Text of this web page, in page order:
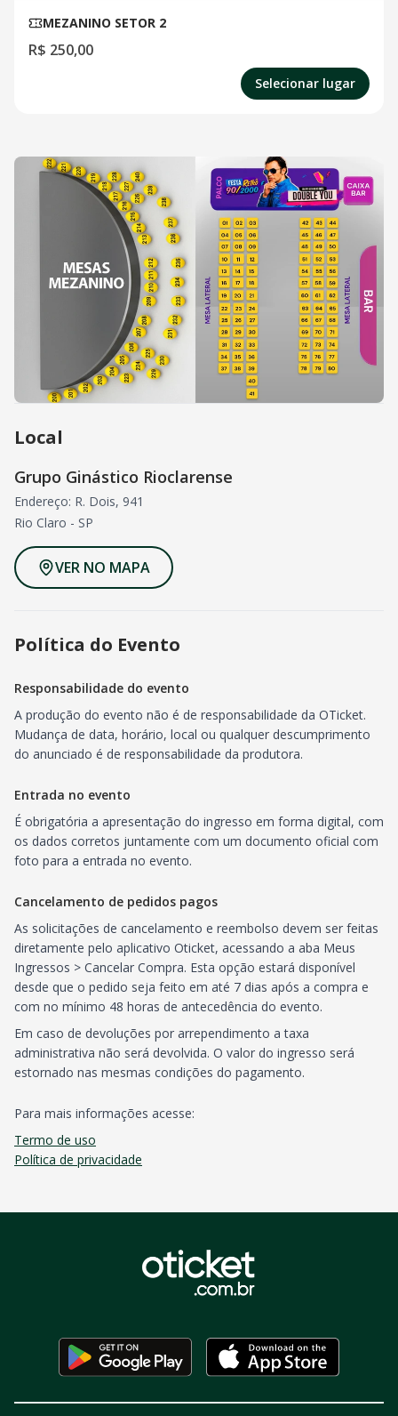
Local
Grupo Ginástico Rioclarense
Endereço: R. Dois, 941
Rio Claro - SP
VER NO MAPA
Política do Evento
Responsabilidade do evento
A produção do evento não é de responsabilidade da OTicket.
Mudança de data, horário, local ou qualquer descumprimento
do anunciado é de responsabilidade da produtora.
Entrada no evento
É obrigatória a apresentação do ingresso em forma digital, com
os dados corretos juntamente com um documento oficial com
foto para a entrada no evento.
Cancelamento de pedidos pagos
As solicitações de cancelamento e reembolso devem ser feitas
diretamente pelo aplicativo Oticket, acessando a aba Meus
Ingressos > Cancelar Compra. Esta opção estará disponível
desde que o pedido seja feito em até 7 dias após a compra e
com no mínimo 48 horas de antecedência do evento.
Em caso de devoluções por arrependimento a taxa
administrativa não será devolvida. O valor do ingresso será
estornado nas mesmas condições do pagamento.
Para mais informações acesse:
Termo de uso
Política de privacidade
MEZANINO SETOR 2
R$ 250,00
Selecionar lugar